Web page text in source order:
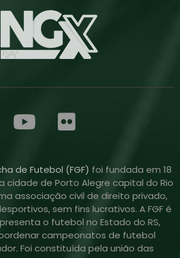
de Futebol (FGF) foi fundada em 18
cidade de Porto Alegre capital do Rio
associação civil de direito privado,
sem fins lucrativos. A FGF é
o futebol no Estado do RS,
campeonatos de futebol
Foi constituída pela união das